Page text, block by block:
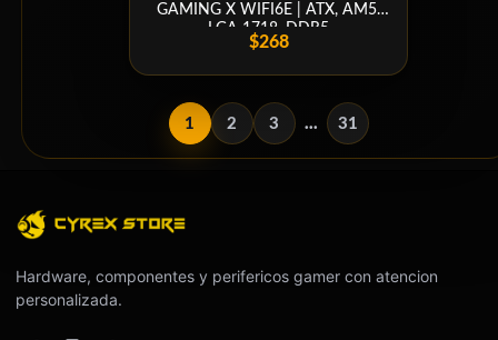
GAMING X WIFI6E | ATX, AM5,
LGA 1718, DDR5
$268
1 2 3 ... 31
Hardware, componentes y perifericos gamer con atencion
personalizada.